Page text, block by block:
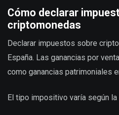
Cómo declarar
criptomonedas
Declarar impuestos sobre
España. Las ganancias por
como ganancias patrimoniales
El tipo impositivo varía según